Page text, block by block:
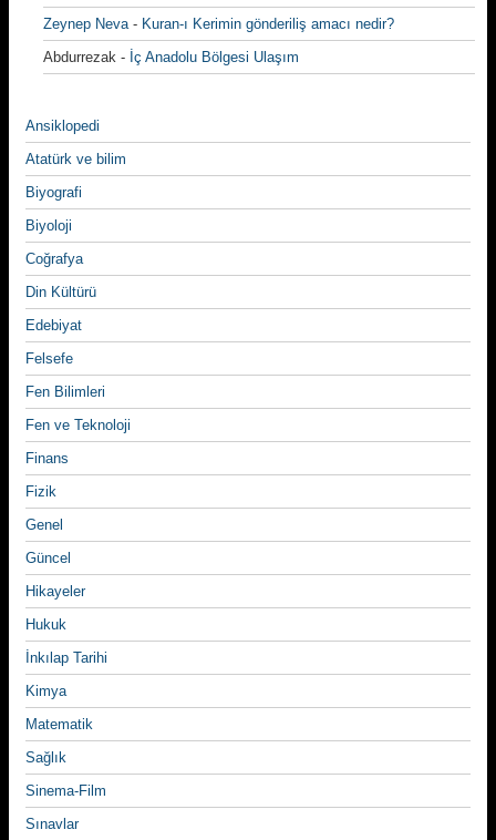
Zeynep Neva- Kuran-ı Kerimin gönderiliş amacı nedir?
Abdurrezak - İç Anadolu Bölgesi Ulaşım
Ansiklopedi
Atatürk ve bilim
Biyografi
Biyoloji
Coğrafya
Din Kültürü
Edebiyat
Felsefe
Fen Bilimleri
Fen ve Teknoloji
Finans
Fizik
Genel
Güncel
Hikayeler
Hukuk
İnkılap Tarihi
Kimya
Matematik
Sağlık
Sinema-Film
Sınavlar